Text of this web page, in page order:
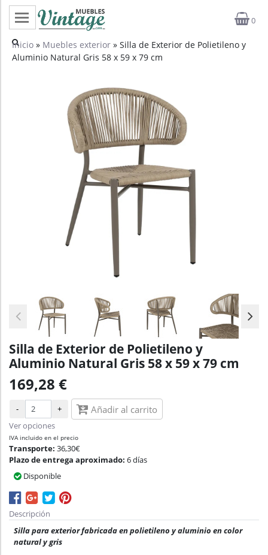
0
Categorías
Inicio » Muebles exterior » Silla de Exterior de Polietileno y
Aluminio Natural Gris 58 x 59 x 79 cm
Silla de Exterior de Polietileno y
Aluminio Natural Gris 58 x 59 x 79 cm
169,28 €
- + Añadir al carrito
Ver opciones
IVA incluido en el precio
Transporte: 36,30€
Plazo de entrega aproximado: 6 días
Disponible
Descripción
Silla para exterior fabricada en polietileno y aluminio en color
natural y gris